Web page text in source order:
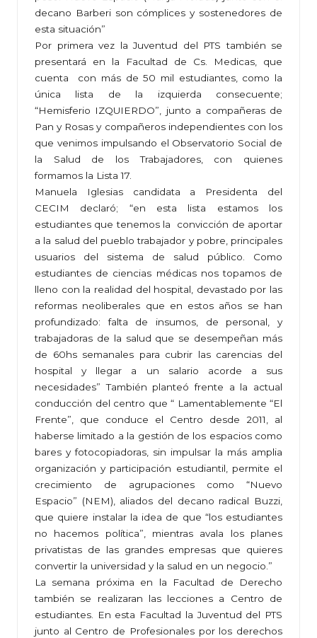
decano Barberi son cómplices y sostenedores de
esta situación”
Por primera vez la Juventud del PTS también se
presentará en la Facultad de Cs. Medicas, que
cuenta con más de 50 mil estudiantes, como la
única lista de la izquierda consecuente;
“Hemisferio IZQUIERDO”, junto a compañeras de
Pan y Rosas y compañeros independientes con los
que venimos impulsando el Observatorio Social de
la Salud de los Trabajadores, con quienes
formamos la Lista 17.
Manuela Iglesias candidata a Presidenta del
CECIM declaró; “en esta lista estamos los
estudiantes que tenemos la convicción de aportar
a la salud del pueblo trabajador y pobre, principales
usuarios del sistema de salud público. Como
estudiantes de ciencias médicas nos topamos de
lleno con la realidad del hospital, devastado por las
reformas neoliberales que en estos años se han
profundizado: falta de insumos, de personal, y
trabajadoras de la salud que se desempeñan más
de 60hs semanales para cubrir las carencias del
hospital y llegar a un salario acorde a sus
necesidades” También planteó frente a la actual
conducción del centro que “ Lamentablemente “El
Frente”, que conduce el Centro desde 2011, al
haberse limitado a la gestión de los espacios como
bares y fotocopiadoras, sin impulsar la más amplia
organización y participación estudiantil, permite el
crecimiento de agrupaciones como “Nuevo
Espacio” (NEM), aliados del decano radical Buzzi,
que quiere instalar la idea de que “los estudiantes
no hacemos política”, mientras avala los planes
privatistas de las grandes empresas que quieres
convertir la universidad y la salud en un negocio.”
La semana próxima en la Facultad de Derecho
también se realizaran las lecciones a Centro de
estudiantes. En esta Facultad la Juventud del PTS
junto al Centro de Profesionales por los derechos